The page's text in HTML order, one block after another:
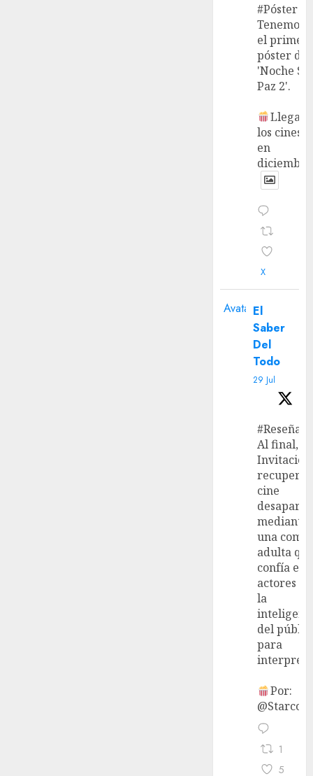
#Póster
Tenemos
el primer
póster de
'Noche
Paz 2'.
Llega a
los cines
en
X
Avatar El
Saber
Del
Todo
29 Jul
#Reseña
Al final,
recupera
cine
mediante
una
adulta
confía en
actores y
la
del
para
Por:
1
5